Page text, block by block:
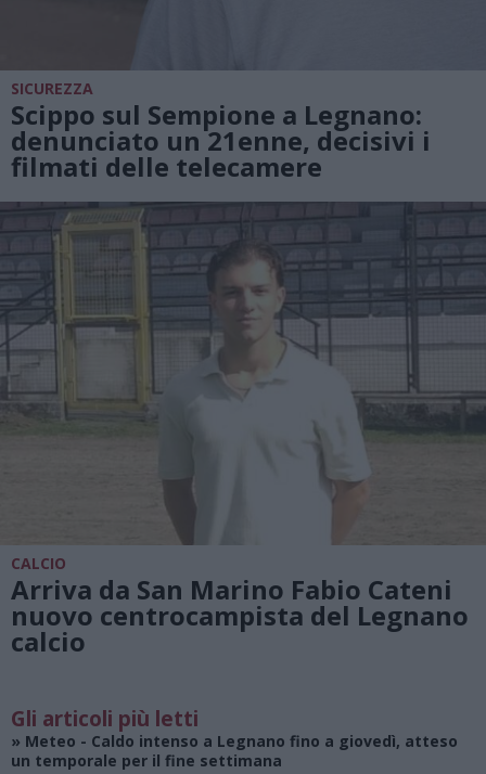
SICUREZZA
Scippo sul Sempione a Legnano:
denunciato un 21enne, decisivi i
filmati delle telecamere
CALCIO
Arriva da San Marino Fabio Cateni
nuovo centrocampista del Legnano
calcio
Gli articoli più letti
» Meteo - Caldo intenso a Legnano fino a giovedì, atteso
un temporale per il fine settimana